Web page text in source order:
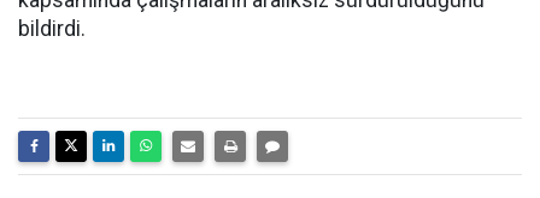
bildirdi.